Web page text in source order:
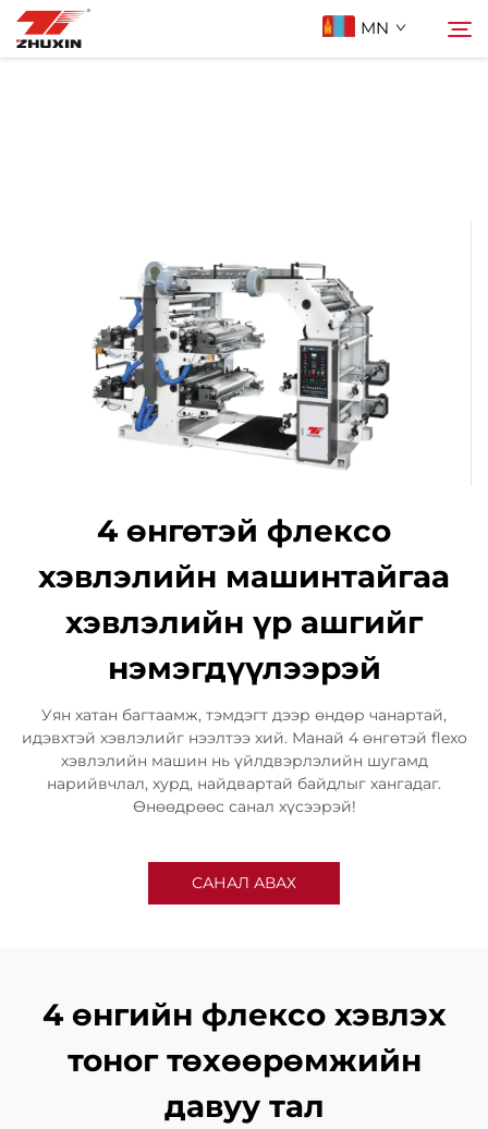
MN
Холбоо Барих
4 өнгөтэй флексо
хэвлэлийн машинтайгаа
хэвлэлийн үр ашгийг
нэмэгдүүлээрэй
Уян хатан багтаамж, тэмдэгт дээр өндөр чанартай,
идэвхтэй хэвлэлийг нээлтээ хий. Манай 4 өнгөтэй flexo
хэвлэлийн машин нь үйлдвэрлэлийн шугамд
нарийвчлал, хурд, найдвартай байдлыг хангадаг.
Өнөөдрөөс санал хүсээрэй!
САНАЛ АВАХ
4 өнгийн флексо хэвлэх
тоног төхөөрөмжийн
давуу тал